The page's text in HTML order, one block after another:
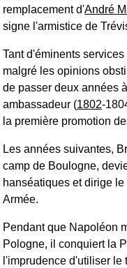
remplacement d'André
signe l'armistice de
Tant d'éminents
malgré les opinions
de passer deux années
ambassadeur (1802-
la première promotion
Les années suivantes,
camp de Boulogne,
hanséatiques et dirige
Armée.
Pendant que Napoléon
Pologne, il conquiert la
l'imprudence d'utiliser le